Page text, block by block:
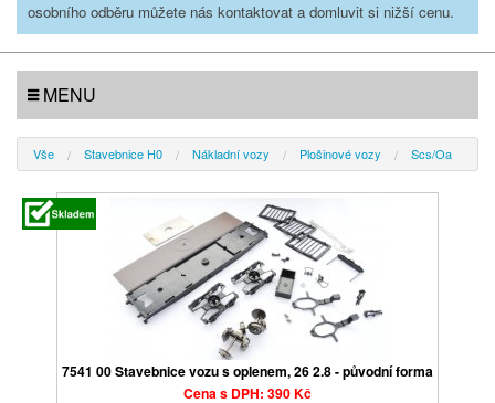
osobního odběru můžete nás kontaktovat a domluvit si nižší cenu.
MENU
Vše Stavebnice H0 Nákladní vozy Plošinové vozy Scs/Oa
7541 00 Stavebnice vozu s oplenem, 26 2.8 - původní forma
Cena s DPH: 390 Kč